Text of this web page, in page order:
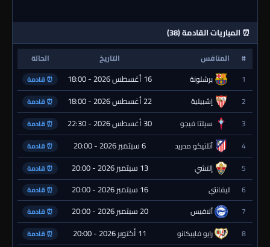
⏰ المباريات القادمة (38)
# المنافس التاريخ
الحالة
1
برشلونة 16 أغسطس 2026 - 18:00 ⏰ قادمة
2 إشبيلية 22 أغسطس 2026 - 18:00 ⏰ قادمة
3 سيلتا فيجو 30 أغسطس 2026 - 22:30 ⏰ قادمة
4 أتلتيكو مدريد 6 سبتمبر 2026 - 20:00 ⏰ قادمة
5 إلتشي 13 سبتمبر 2026 - 20:00 ⏰ قادمة
6 ليفانتي 16 سبتمبر 2026 - 20:00 ⏰ قادمة
7 ألافيس 20 سبتمبر 2026 - 20:00 ⏰ قادمة
8 رايو فاييكانو 11 أكتوبر 2026 - 20:00 ⏰ قادمة